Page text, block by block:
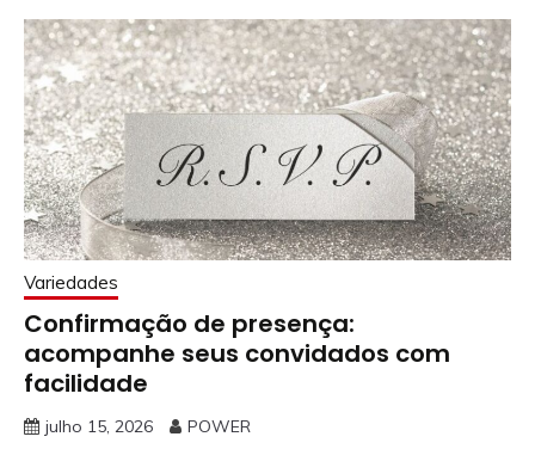
Variedades
Confirmação de presença:
acompanhe seus convidados com
facilidade
julho 15, 2026 POWER